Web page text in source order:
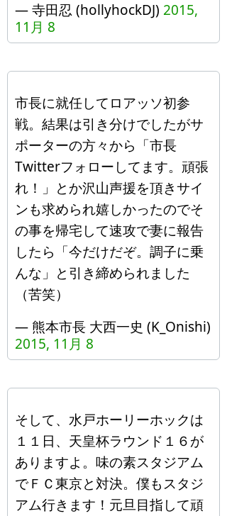
— 寺田忍 (hollyhockDJ) 2015,
11月 8
市長に就任してロアッソ初参
戦。結果は引き分けでしたがサ
ポーターの方々から「市長
Twitterフォローしてます。頑張
れ！」とか沢山声援を頂きサイ
ンも求められ嬉しかったのでそ
の事を帰宅して速攻で妻に報告
したら「今だけだぞ。調子に乗
んな」と引き締められました
（苦笑）
— 熊本市長 大西一史 (K_Onishi)
2015, 11月 8
そして、水戸ホーリーホックは
１１日、天皇杯ラウンド１６が
ありますよ。味の素スタジアム
でＦＣ東京と対決。僕もスタジ
アム行きます！元旦目指して頑